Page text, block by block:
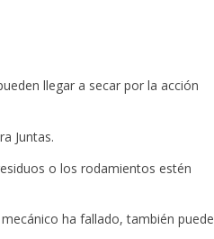
llegar a secar por la acción
Juntas.
o los rodamientos estén
ha fallado, también puede